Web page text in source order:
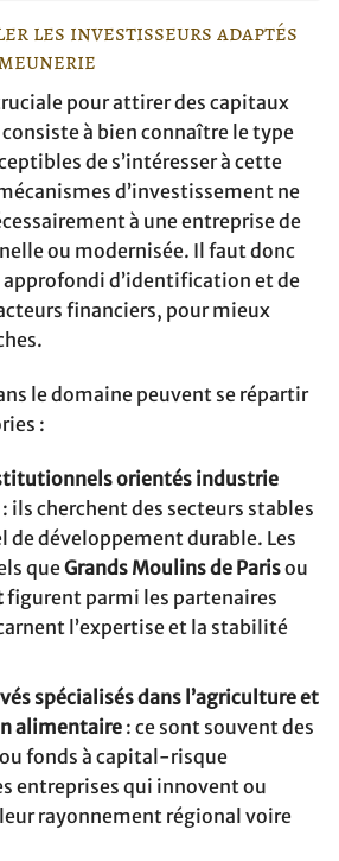
les investisseurs adaptés
pour attirer des capitaux
à bien connaître le type
de s’intéresser à cette
d’investissement ne
à une entreprise de
ou modernisée. Il faut donc
d’identification et de
financiers, pour mieux
le domaine peuvent se répartir
:
orientés industrie
ils cherchent des secteurs stables
de développement durable. Les
queGrands Moulins de Parisou
figurent parmi les partenaires
l’expertise et la stabilité
spécialisés dans l’agriculture et
alimentaire: ce sont souvent des
fonds à capital-risque
entreprises qui innovent ou
rayonnement régional voire